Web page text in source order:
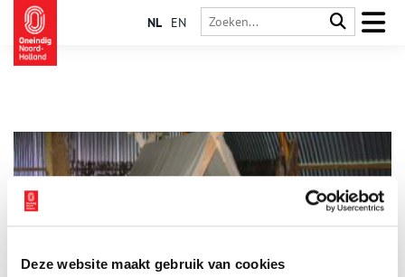
Deze website maakt gebruik van cookies
NL EN